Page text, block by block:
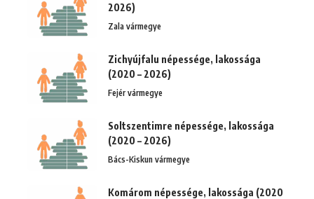
2026)
Zala vármegye
Zichyújfalu népessége, lakossága
(2020 – 2026)
Fejér vármegye
Soltszentimre népessége, lakossága
(2020 – 2026)
Bács-Kiskun vármegye
Komárom népessége, lakossága (2020